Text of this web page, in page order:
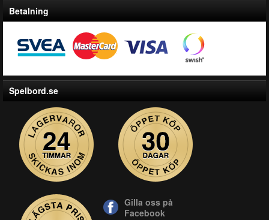
Betalning
Spelbord.se
Gilla oss på
Facebook